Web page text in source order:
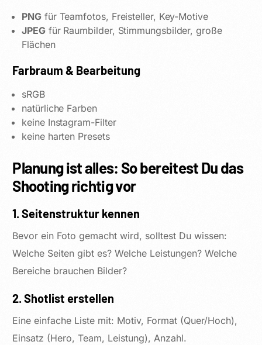
PNGfür Teamfotos, Freisteller, Key-Motive
JPEGfür Raumbilder, Stimmungsbilder, große
Flächen
Farbraum & Bearbeitung
sRGB
natürliche Farben
keine Instagram-Filter
keine harten Presets
Planung ist alles: So bereitest Du das
Shooting richtig vor
1. Seitenstruktur kennen
Bevor ein Foto gemacht wird, solltest Du wissen:
Welche Seiten gibt es? Welche Leistungen? Welche
Bereiche brauchen Bilder?
2. Shotlist erstellen
Eine einfache Liste mit: Motiv, Format (Quer/Hoch),
Einsatz (Hero, Team, Leistung), Anzahl.